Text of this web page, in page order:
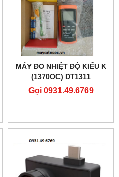
MÁY ĐO NHIỆT ĐỘ KIỂU K
(1370OC) DT1311
Gọi 0931.49.6769